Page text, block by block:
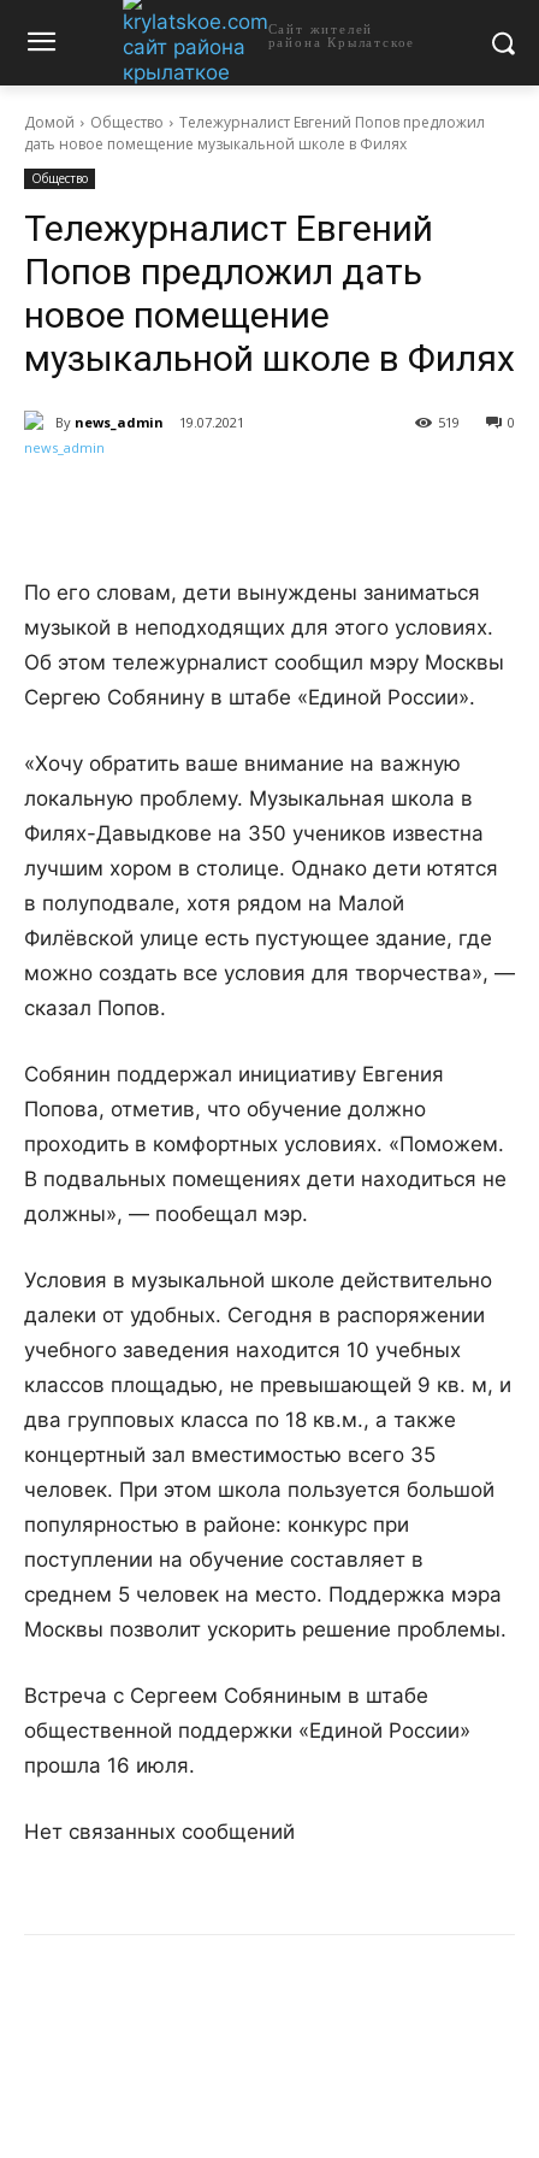
Сайт жителей
района Крылатское
Домой Общество
Тележурналист Евгений Попов предложил
дать новое помещение музыкальной школе в Филях
Общество
Тележурналист Евгений
Попов предложил дать
новое помещение
музыкальной школе в Филях
By news_admin 19.07.2021 0
519
По его словам, дети вынуждены заниматься
музыкой в неподходящих для этого условиях.
Об этом тележурналист сообщил мэру Москвы
Сергею Собянину в штабе «Единой России».
«Хочу обратить ваше внимание на важную
локальную проблему. Музыкальная школа в
Филях-Давыдкове на 350 учеников известна
лучшим хором в столице. Однако дети ютятся
в полуподвале, хотя рядом на Малой
Филёвской улице есть пустующее здание, где
можно создать все условия для творчества», —
сказал Попов.
Собянин поддержал инициативу Евгения
Попова, отметив, что обучение должно
проходить в комфортных условиях. «Поможем.
В подвальных помещениях дети находиться не
должны», — пообещал мэр.
Условия в музыкальной школе действительно
далеки от удобных. Сегодня в распоряжении
учебного заведения находится 10 учебных
классов площадью, не превышающей 9 кв. м, и
два групповых класса по 18 кв.м., а также
концертный зал вместимостью всего 35
человек. При этом школа пользуется большой
популярностью в районе: конкурс при
поступлении на обучение составляет в
среднем 5 человек на место. Поддержка мэра
Москвы позволит ускорить решение проблемы.
Встреча с Сергеем Собяниным в штабе
общественной поддержки «Единой России»
прошла 16 июля.
Нет связанных сообщений